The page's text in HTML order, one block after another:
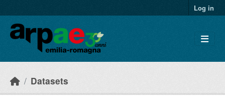
Log in
Datasets